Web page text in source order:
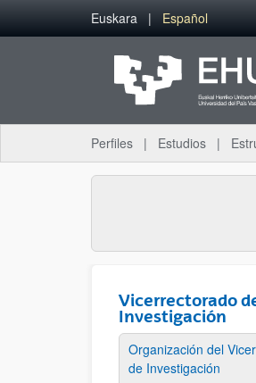
Saltar al contenido principal
Euskara Español
Perfiles Estudios
Vicerrectorado
Investigación
Organización del
de Investigación